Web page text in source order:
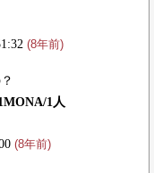
(8年前)
1人
(8年前)